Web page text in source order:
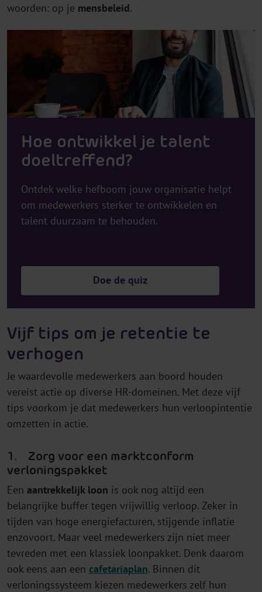
woorden: op je mensbeleid.
Hoe ontwikkel je talent
doeltreffend?
Ontdek welke hefboom jouw organisatie helpt
om medewerkers sterker te ontwikkelen en
talent duurzaam te behouden.
Doe de quiz
Vijf tips om je retentie te
verhogen
Je waardevolle medewerkers aan boord houden
vereist actie op diverse HR-domeinen. Met deze vijf
tips voorkom je dat medewerkers hun verloopintentie
omzetten in actie.
1. Zorg voor een marktconform
verloningspakket
Een aantrekkelijk loon is ook nog altijd een
belangrijke buffer tegen vrijwillig verloop. Zeker in
tijden van hoge energiefacturen, stijgende inflatie
enzovoort. Maar veel medewerkers zijn niet meer
tevreden met een klassiek loonpakket. Denk daarom
ook eens aan een cafetariaplan. Binnen dit
verloningssysteem kiezen medewerkers zelf hun